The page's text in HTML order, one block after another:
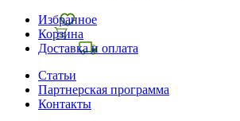
Избранное
Корзина
Доставка и оплата
Статьи
Партнерская программа
Контакты